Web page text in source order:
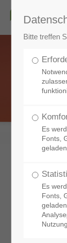
am
Bitte treffen
Es
Fonts,
geladen
Es
Fonts,